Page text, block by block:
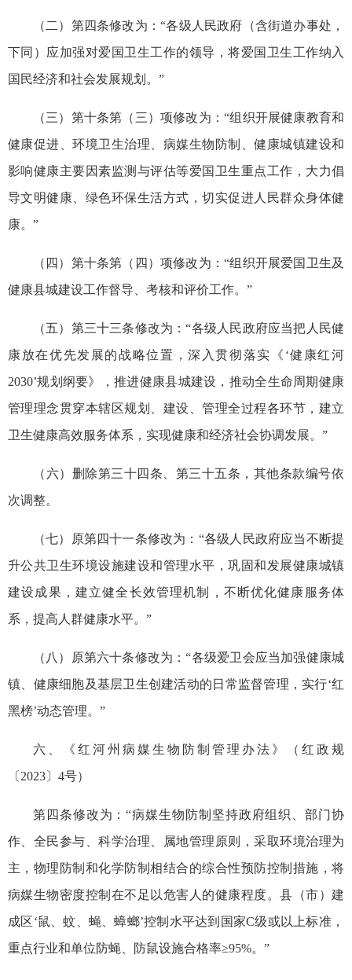
（二）第四条修改为：“各级人民政府（含街道办事处，
下同）应加强对爱国卫生工作的领导，将爱国卫生工作纳入
国民经济和社会发展规划。”
（三）第十条第（三）项修改为：“组织开展健康教育和
健康促进、环境卫生治理、病媒生物防制、健康城镇建设和
影响健康主要因素监测与评估等爱国卫生重点工作，大力倡
导文明健康、绿色环保生活方式，切实促进人民群众身体健
康。”
（四）第十条第（四）项修改为：“组织开展爱国卫生及
健康县城建设工作督导、考核和评价工作。”
（五）第三十三条修改为：“各级人民政府应当把人民健
康放在优先发展的战略位置，深入贯彻落实《‘健康红河
2030’规划纲要》，推进健康县城建设，推动全生命周期健康
管理理念贯穿本辖区规划、建设、管理全过程各环节，建立
卫生健康高效服务体系，实现健康和经济社会协调发展。”
（六）删除第三十四条、第三十五条，其他条款编号依
次调整。
（七）原第四十一条修改为：“各级人民政府应当不断提
升公共卫生环境设施建设和管理水平，巩固和发展健康城镇
建设成果，建立健全长效管理机制，不断优化健康服务体
系，提高人群健康水平。”
（八）原第六十条修改为：“各级爱卫会应当加强健康城
镇、健康细胞及基层卫生创建活动的日常监督管理，实行‘红
黑榜’动态管理。”
六、《红河州病媒生物防制管理办法》（红政规
〔2023〕4号）
第四条修改为：“病媒生物防制坚持政府组织、部门协
作、全民参与、科学治理、属地管理原则，采取环境治理为
主，物理防制和化学防制相结合的综合性预防控制措施，将
病媒生物密度控制在不足以危害人的健康程度。县（市）建
成区‘鼠、蚊、蝇、蟑螂’控制水平达到国家C级或以上标准，
重点行业和单位防蝇、防鼠设施合格率≥95%。”